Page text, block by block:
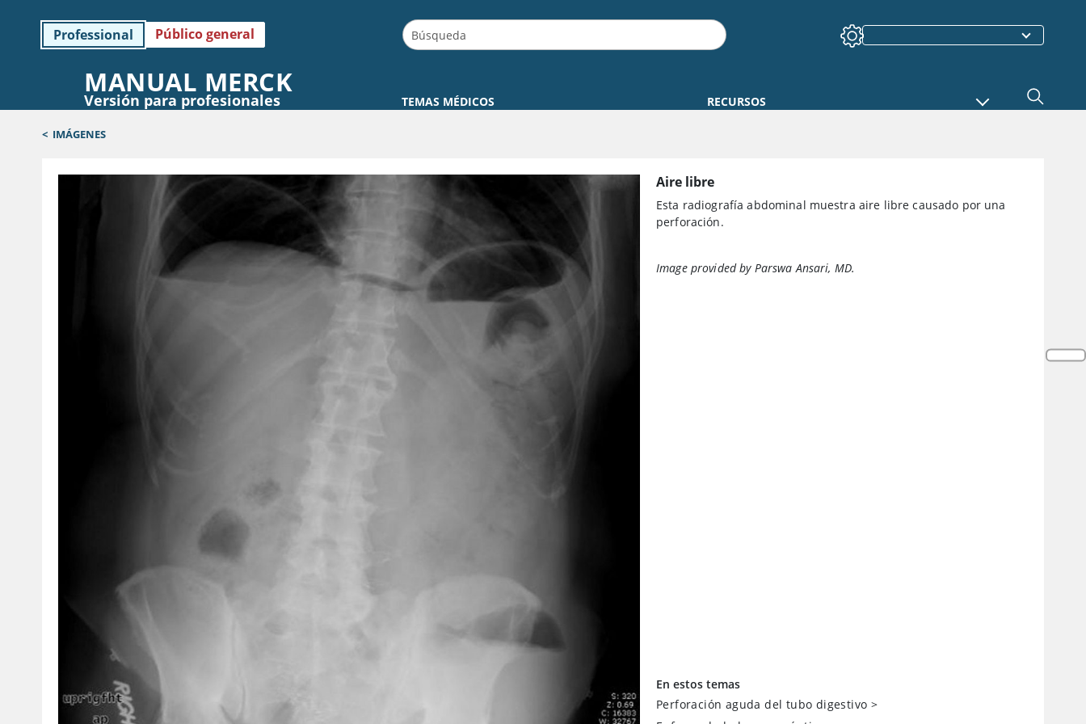
Professional Público general
MANUAL MERCK
Versión para profesionales TEMAS MÉDICOS RECURSOS
< IMÁGENES
Aire libre
Esta radiografía abdominal muestra aire libre causado por una
perforación.
Image provided by Parswa Ansari, MD.
En estos temas
Perforación aguda del tubo digestivo >